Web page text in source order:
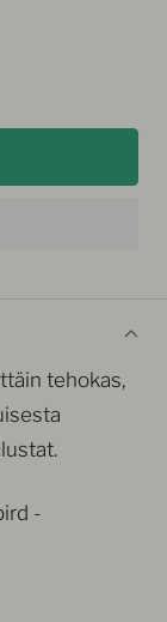
tehokas,
-